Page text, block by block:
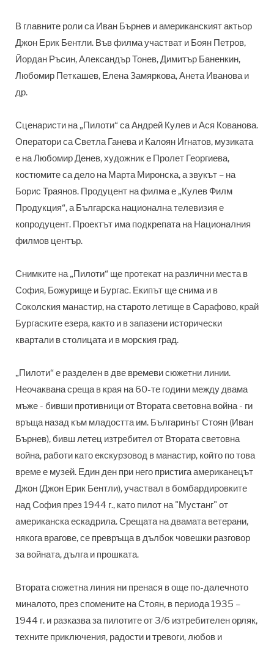
В главните роли са Иван Бърнев и американският актьор
Джон Ерик Бентли. Във филма участват и Боян Петров,
Йордан Ръсин, Александър Тонев, Димитър Баненкин,
Любомир Петкашев, Елена Замяркова, Анета Иванова и
др.
Сценаристи на „Пилоти“ са Андрей Кулев и Ася Кованова.
Оператори са Светла Ганева и Калоян Игнатов, музиката
е на Любомир Денев, художник е Пролет Георгиева,
костюмите са дело на Марта Миронска, а звукът – на
Борис Траянов. Продуцент на филма е „Кулев Филм
Продукция“, а Българска национална телевизия е
копродуцент. Проектът има подкрепата на Националния
филмов център.
Снимките на „Пилоти“ ще протекат на различни места в
София, Божурище и Бургас. Екипът ще снима и в
Соколския манастир, на старото летище в Сарафово, край
Бургаските езера, както и в запазени исторически
квартали в столицата и в морския град.
„Пилоти“ е разделен в две времеви сюжетни линии.
Неочаквана среща в края на 60-те години между двама
мъже - бивши противници от Втората световна война - ги
връща назад към младостта им. Българинът Стоян (Иван
Бърнев), бивш летец изтребител от Втората световна
война, работи като екскурзовод в манастир, който по това
време е музей. Един ден при него пристига американецът
Джон (Джон Ерик Бентли), участвал в бомбардировките
над София през 1944 г., като пилот на "Мустанг" от
американска ескадрила. Срещата на двамата ветерани,
някога врагове, се превръща в дълбок човешки разговор
за войната, дълга и прошката.
Втората сюжетна линия ни пренася в още по-далечното
миналото, през спомените на Стоян, в периода 1935 –
1944 г. и разказва за пилотите от 3/6 изтребителен орляк,
техните приключения, радости и тревоги, любов и